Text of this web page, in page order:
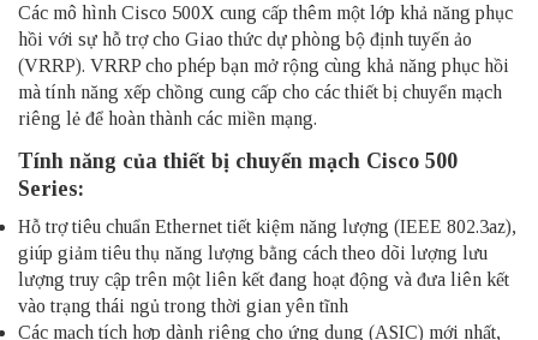
Các mô hình Cisco 500X cung cấp thêm một lớp khả năng phục
hồi với sự hỗ trợ cho Giao thức dự phòng bộ định tuyến ảo
(VRRP). VRRP cho phép bạn mở rộng cùng khả năng phục hồi
mà tính năng xếp chồng cung cấp cho các thiết bị chuyển mạch
riêng lẻ để hoàn thành các miền mạng.
Tính năng của thiết bị chuyển mạch Cisco 500
Series:
Hỗ trợ tiêu chuẩn Ethernet tiết kiệm năng lượng (IEEE 802.3az),
giúp giảm tiêu thụ năng lượng bằng cách theo dõi lượng lưu
lượng truy cập trên một liên kết đang hoạt động và đưa liên kết
vào trạng thái ngủ trong thời gian yên tĩnh
Các mạch tích hợp dành riêng cho ứng dụng (ASIC) mới nhất,